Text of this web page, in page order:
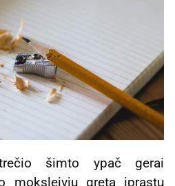
šimto ypač gerai
moksleivių greta įprastų